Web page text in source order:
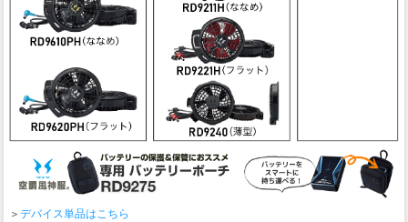
＞ デバイス単品はこちら